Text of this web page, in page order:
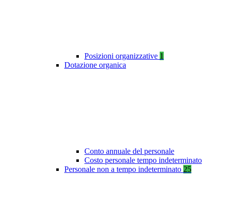
Posizioni organizzative 1
Dotazione organica
Conto annuale del personale
Costo personale tempo indeterminato
Personale non a tempo indeterminato 25